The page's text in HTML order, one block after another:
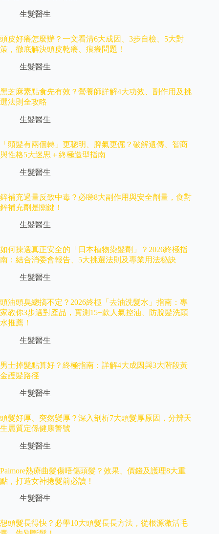
生髮醫生
頭皮好癢怎麼辦？一文看清6大成因、3步自檢、5大對
策，徹底解決頭皮乾癢、痕癢問題！
生髮醫生
黑芝麻素點食先有效？營養師詳解4大功效、副作用及挑
選法則全攻略
生髮醫生
「頭髮有兩個轉」更聰明、脾氣更倔？破解遺傳、智商
與性格5大迷思＋終極造型指南
生髮醫生
鋅補充過量反致中毒？必睇8大副作用與安全劑量，食對
鋅補充劑是關鍵！
生髮醫生
如何揀選真正安全的「日本植物染髮劑」？2026終極指
南：結合消委會報告、5大挑選法則及專業用法秘訣
生髮醫生
頭油頭臭總搞不定？2026終極「去油洗髮水」指南：專
家教你3步選對產品，實測15+款人氣控油、防脫髮洗頭
水推薦！
生髮醫生
男士掉髮點算好？終極指南：詳解4大成因與3大階段黃
金護髮路徑
生髮醫生
頭髮好厚、突然變厚？深入剖析7大頭髮厚原因，分辨天
生麗質定係健康警號
生髮醫生
Paimore熱療曲髮傷唔傷頭髮？效果、價錢及護理8大重
點，打造女神捲髮前必讀！
生髮醫生
想頭髮長得快？必學10大頭髮長長方法，從根源激活毛